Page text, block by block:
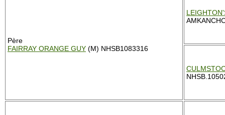
Père
FAIRRAY ORANGE GUY (M) NHSB1083316